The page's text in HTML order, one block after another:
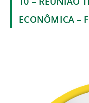
ECONÔMICA –